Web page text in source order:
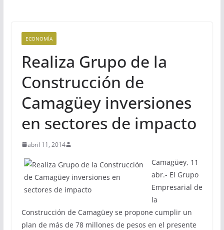
ECONOMÍA
Realiza Grupo de la
Construcción de
Camagüey inversiones
en sectores de impacto
abril 11, 2014
Camagüey, 11
abr.- El Grupo
Empresarial de
la
Construcción de Camagüey se propone cumplir un
plan de más de 78 millones de pesos en el presente